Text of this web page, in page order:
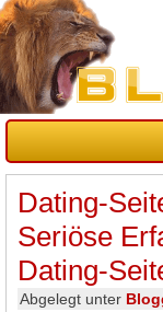
Dating-
Seriöse
Dating-
Abgelegt unter